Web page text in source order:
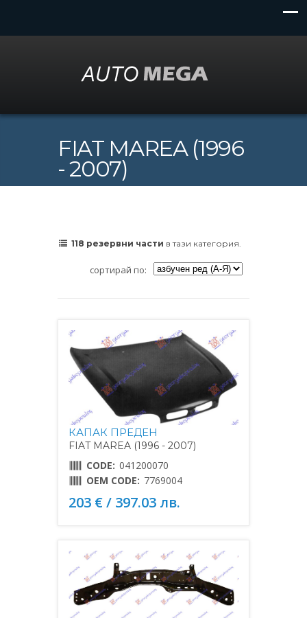
FIAT MAREA (1996
- 2007)
118 резервни части в тази категория.
сортирай по:
КАПАК ПРЕДЕН
FIAT MAREA (1996 - 2007)
CODE: 041200070
OEM CODE: 7769004
203 € / 397.03 лв.